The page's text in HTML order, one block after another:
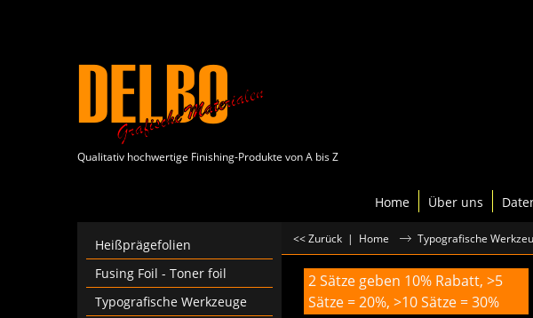
Qualitativ hochwertige Finishing-Produkte von A bis Z
Home Über uns
Heißprägefolien
Fusing Foil - Toner foil
Typografische Werkzeuge
<< Zurück | Home Typografische
2 Sätze geben 10% Rabatt, >5
Sätze = 20%, >10 Sätze = 30%